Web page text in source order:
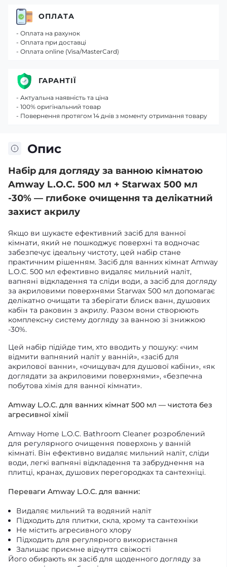
Опис
Набір для догляду за ванною кімнатою
Amway L.O.C. 500 мл + Starwax 500 мл
-30% — глибоке очищення та делікатний
захист акрилу
Якщо ви шукаєте ефективний засіб для ванної
кімнати, який не пошкоджує поверхні та водночас
забезпечує ідеальну чистоту, цей набір стане
практичним рішенням. Засіб для ванних кімнат Amway
L.O.C. 500 мл ефективно видаляє мильний наліт,
вапняні відкладення та сліди води, а засіб для догляду
за акриловими поверхнями Starwax 500 мл допомагає
делікатно очищати та зберігати блиск ванн, душових
кабін та раковин з акрилу. Разом вони створюють
комплексну систему догляду за ванною зі знижкою
-30%.
Цей набір підійде тим, хто вводить у пошуку: «чим
відмити вапняний наліт у ванній», «засіб для
акрилової ванни», «очищувач для душової кабіни», «як
доглядати за акриловими поверхнями», «безпечна
побутова хімія для ванної кімнати».
Amway L.O.C. для ванних кімнат 500 мл — чистота без
агресивної хімії
Amway Home L.O.C. Bathroom Cleaner розроблений
для регулярного очищення поверхонь у ванній
кімнаті. Він ефективно видаляє мильний наліт, сліди
води, легкі вапняні відкладення та забруднення на
плитці, кранах, душових перегородках та сантехніці.
Переваги Amway L.O.C. для ванни:
Видаляє мильний та водяний наліт
Підходить для плитки, скла, хрому та сантехніки
Не містить агресивного хлору
Підходить для регулярного використання
Залишає приємне відчуття свіжості
Його обирають як засіб для щоденного догляду за
ОПЛАТА
- Оплата на рахунок
- Оплата при доставці
- Оплата online (Visa/MasterCard)
ГАРАНТІЇ
- Актуальна наявність та ціна
- 100% оригінальний товар
- Повернення протягом 14 днів з моменту отримання товару